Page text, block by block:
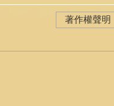
著作權聲明